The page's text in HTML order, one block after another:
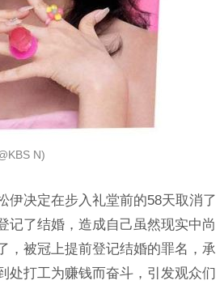
N)
伊决定在步入礼堂前的58天取消了
记了结婚，造成自己虽然现实中尚
，被冠上提前登记结婚的罪名，承
处打工为赚钱而奋斗，引发观众们